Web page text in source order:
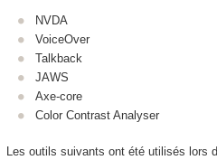
NVDA
VoiceOver
Talkback
JAWS
Axe-core
Color Contrast Analyser
Les outils suivants ont été utilisés lors